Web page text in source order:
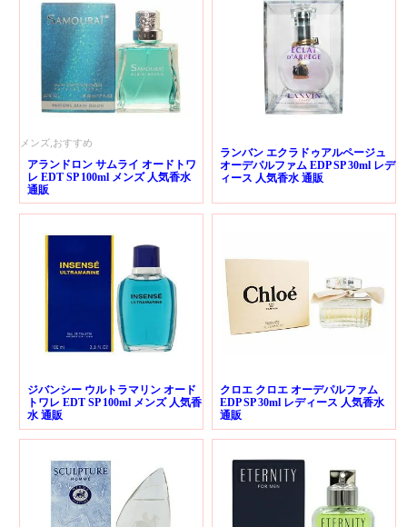
メンズ,おすすめ
アランドロン サムライ オードトワ
レ EDT SP 100ml メンズ 人気香水
通販
ランバン エクラドゥアルページュ
オーデパルファム EDP SP 30ml レデ
ィース 人気香水 通販
ジバンシー ウルトラマリン オード
トワレ EDT SP 100ml メンズ 人気香
水 通販
クロエ クロエ オーデパルファム
EDP SP 30ml レディース 人気香水
通販